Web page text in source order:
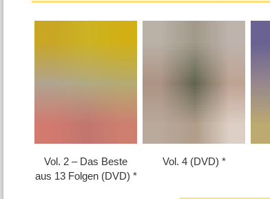
Vol. 2 – Das Beste
aus 13 Folgen (DVD)
Vol. 4 (DVD)